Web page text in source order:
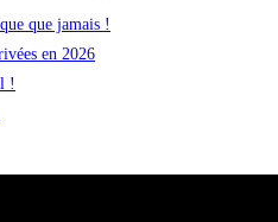
que jamais !
en 2026
!